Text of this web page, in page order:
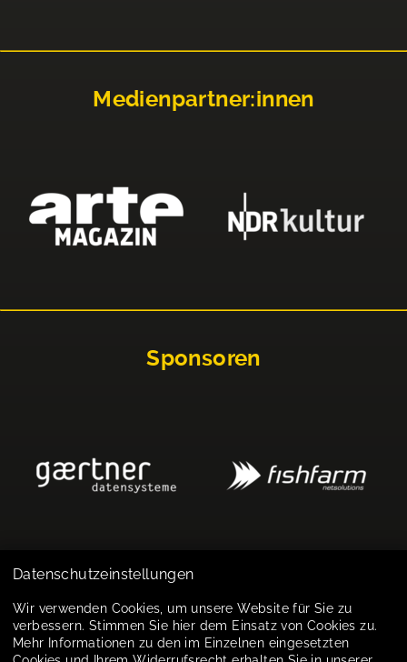
Medienpartner:innen
Sponsoren
Impressum
Datenschutz
Datenschutzeinstellungen
Wir verwenden Cookies, um unsere Website für Sie zu
verbessern. Stimmen Sie hier dem Einsatz von Cookies zu.
Mehr Informationen zu den im Einzelnen eingesetzten